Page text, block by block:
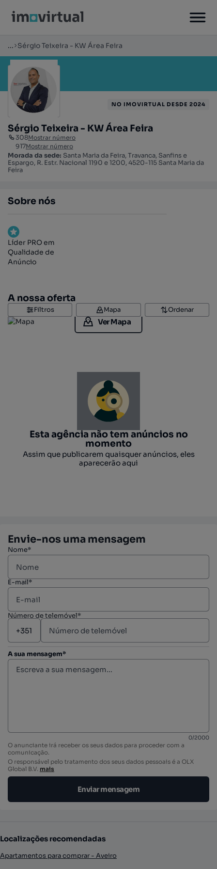
... Sérgio Teixeira - KW Área Feira
Sérgio Teixeira - KW Área Feira
308Mostrar número
917Mostrar número
Morada da sede: Santa Maria da Feira, Travanca, Sanfins e
Espargo, R. Estr. Nacional 1190 e 1200, 4520-115 Santa Maria da
Feira
NO IMOVIRTUAL DESDE 2024
Sobre nós
Líder PRO em
Qualidade de
Anúncio
A nossa oferta
Filtros Mapa Ordenar
Ver Mapa
Esta agência não tem anúncios no
momento
Assim que publicarem quaisquer anúncios, eles
aparecerão aqui
Envie-nos uma mensagem
Nome*
E-mail*
Número de telemóvel*
A sua mensagem*
0/2000
O anunciante irá receber os seus dados para proceder com a
comunicação.
O responsável pelo tratamento dos seus dados pessoais é a OLX
Global B.V. mais
Enviar mensagem
Localizações recomendadas
Apartamentos para comprar - Aveiro